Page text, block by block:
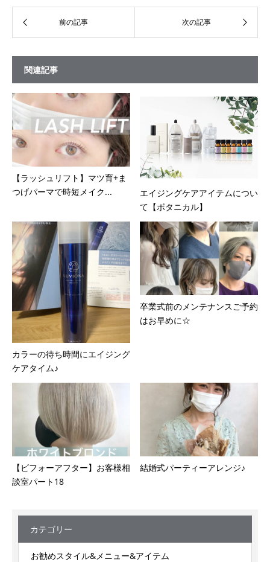
関連記事
【ラッシュリフト】マツ育+ま
つげパーマで時短メイク...
エイジングケアアイテムについ
て【ボタニカル】
カラーの待ち時間にエイジング
ケアタイム♪
卒業式前のメンテナンスご予約
はお早めに☆
【ビフォーアフター】お客様相
談室パート18
結婚式パーティーアレンジ♪
カテゴリー
お勧めスタイル&メニュー&アイテム